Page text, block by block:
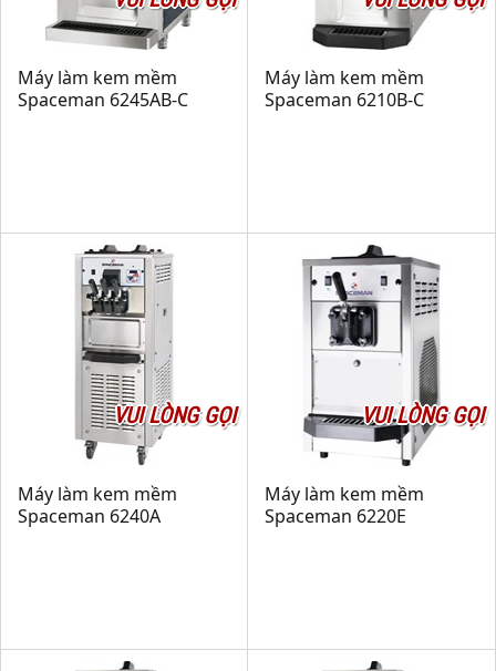
Máy làm kem mềm
Spaceman 6245AB-C
Máy làm kem mềm
Spaceman 6210B-C
VUI LÒNG GỌI
Máy làm kem mềm
Spaceman 6240A
VUI LÒNG GỌI
Máy làm kem mềm
Spaceman 6220E